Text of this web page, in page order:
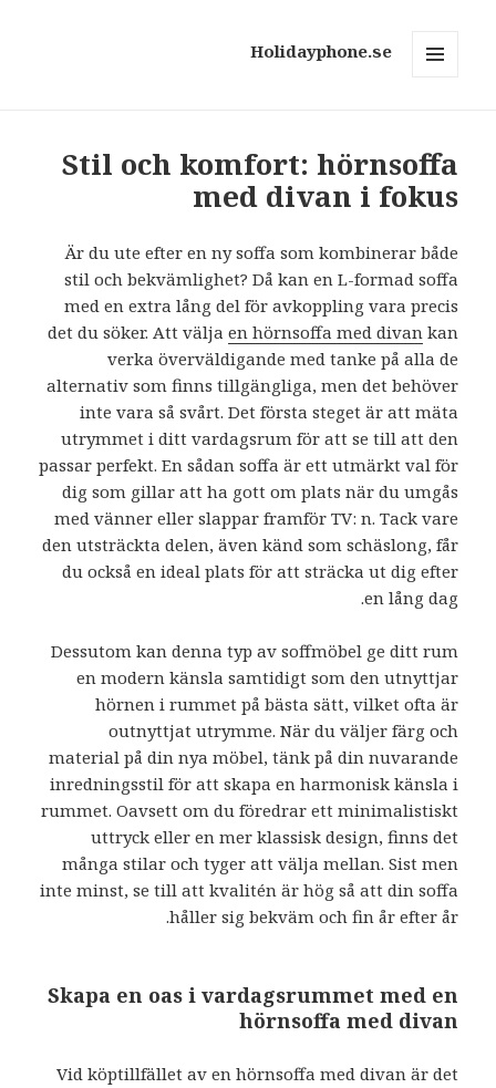
Holidayphone.se
Stil och komfort: hörnsoffa
med divan i fokus
Är du ute efter en ny soffa som kombinerar både
stil och bekvämlighet? Då kan en L-formad soffa
med en extra lång del för avkoppling vara precis
det du söker. Att välja en hörnsoffa med divankan
verka överväldigande med tanke på alla de
alternativ som finns tillgängliga, men det behöver
inte vara så svårt. Det första steget är att mäta
utrymmet i ditt vardagsrum för att se till att den
passar perfekt. En sådan soffa är ett utmärkt val för
dig som gillar att ha gott om plats när du umgås
med vänner eller slappar framför TV: n. Tack vare
den utsträckta delen, även känd som schäslong, får
du också en ideal plats för att sträcka ut dig efter
en lång dag.
Dessutom kan denna typ av soffmöbel ge ditt rum
en modern känsla samtidigt som den utnyttjar
hörnen i rummet på bästa sätt, vilket ofta är
outnyttjat utrymme. När du väljer färg och
material på din nya möbel, tänk på din nuvarande
inredningsstil för att skapa en harmonisk känsla i
rummet. Oavsett om du föredrar ett minimalistiskt
uttryck eller en mer klassisk design, finns det
många stilar och tyger att välja mellan. Sist men
inte minst, se till att kvalitén är hög så att din soffa
håller sig bekväm och fin år efter år.
Skapa en oas i vardagsrummet med en
hörnsoffa med divan
Vid köptillfället av en hörnsoffa med divan är det